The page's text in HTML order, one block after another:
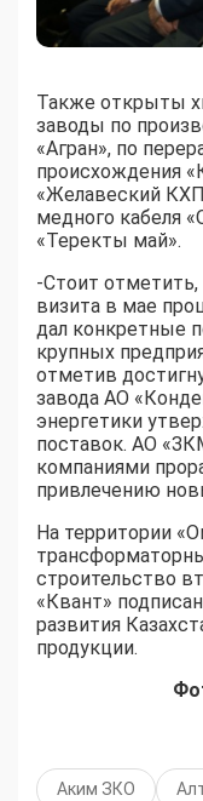
Также открыты
заводы по
«Агран», по
происхождения
«Желавеский
медного кабеля
«Теректы май».
-Стоит отметить,
визита в мае
дал конкретные
крупных
отметив
завода АО
энергетики
поставок. АО
компаниями
привлечению
На территории
строительство
«Квант»
развития
продукции.
Аким ЗКО